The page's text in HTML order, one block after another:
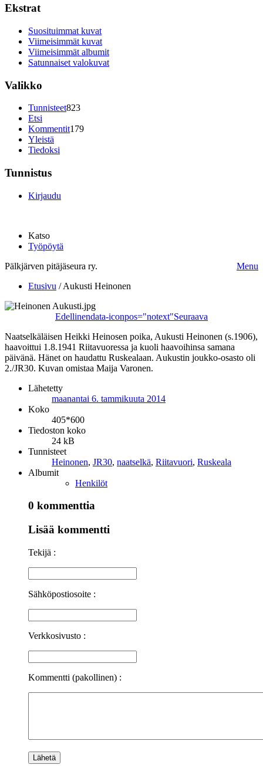
Ekstrat
Suosituimmat kuvat
Viimeisimmät kuvat
Viimeisimmät albumit
Satunnaiset valokuvat
Valikko
Tunnisteet823
Etsi
Kommentit179
Yleistä
Tiedoksi
Tunnistus
Kirjaudu
Katso
Työpöytä
Pälkjärven pitäjäseura ry.
Menu
Etusivu /Aukusti Heinonen
Edellinendata-iconpos="notext"Seuraava
Naatselkäläisen Heikki Heinosen poika, Aukusti Heinonen (s.1906),
haavoittui 1.8.1941 Riitavuoressa ja kuoli haavoihinsa samana
päivänä. Hänet on haudattu Ruskealaan. Aukustin joukko-osasto oli
2./JR30. Kuvan omistaa Maija Varonen.
Lähetetty
maanantai 6. tammikuuta 2014
Koko
405*600
Tiedoston koko
24 kB
Tunnisteet
Heinonen, JR30, naatselkä, Riitavuori, Ruskeala
Albumit
Henkilöt
0 kommenttia
Lisää kommentti
Tekijä :
Sähköpostiosoite :
Verkkosivusto :
Kommentti (pakollinen) :